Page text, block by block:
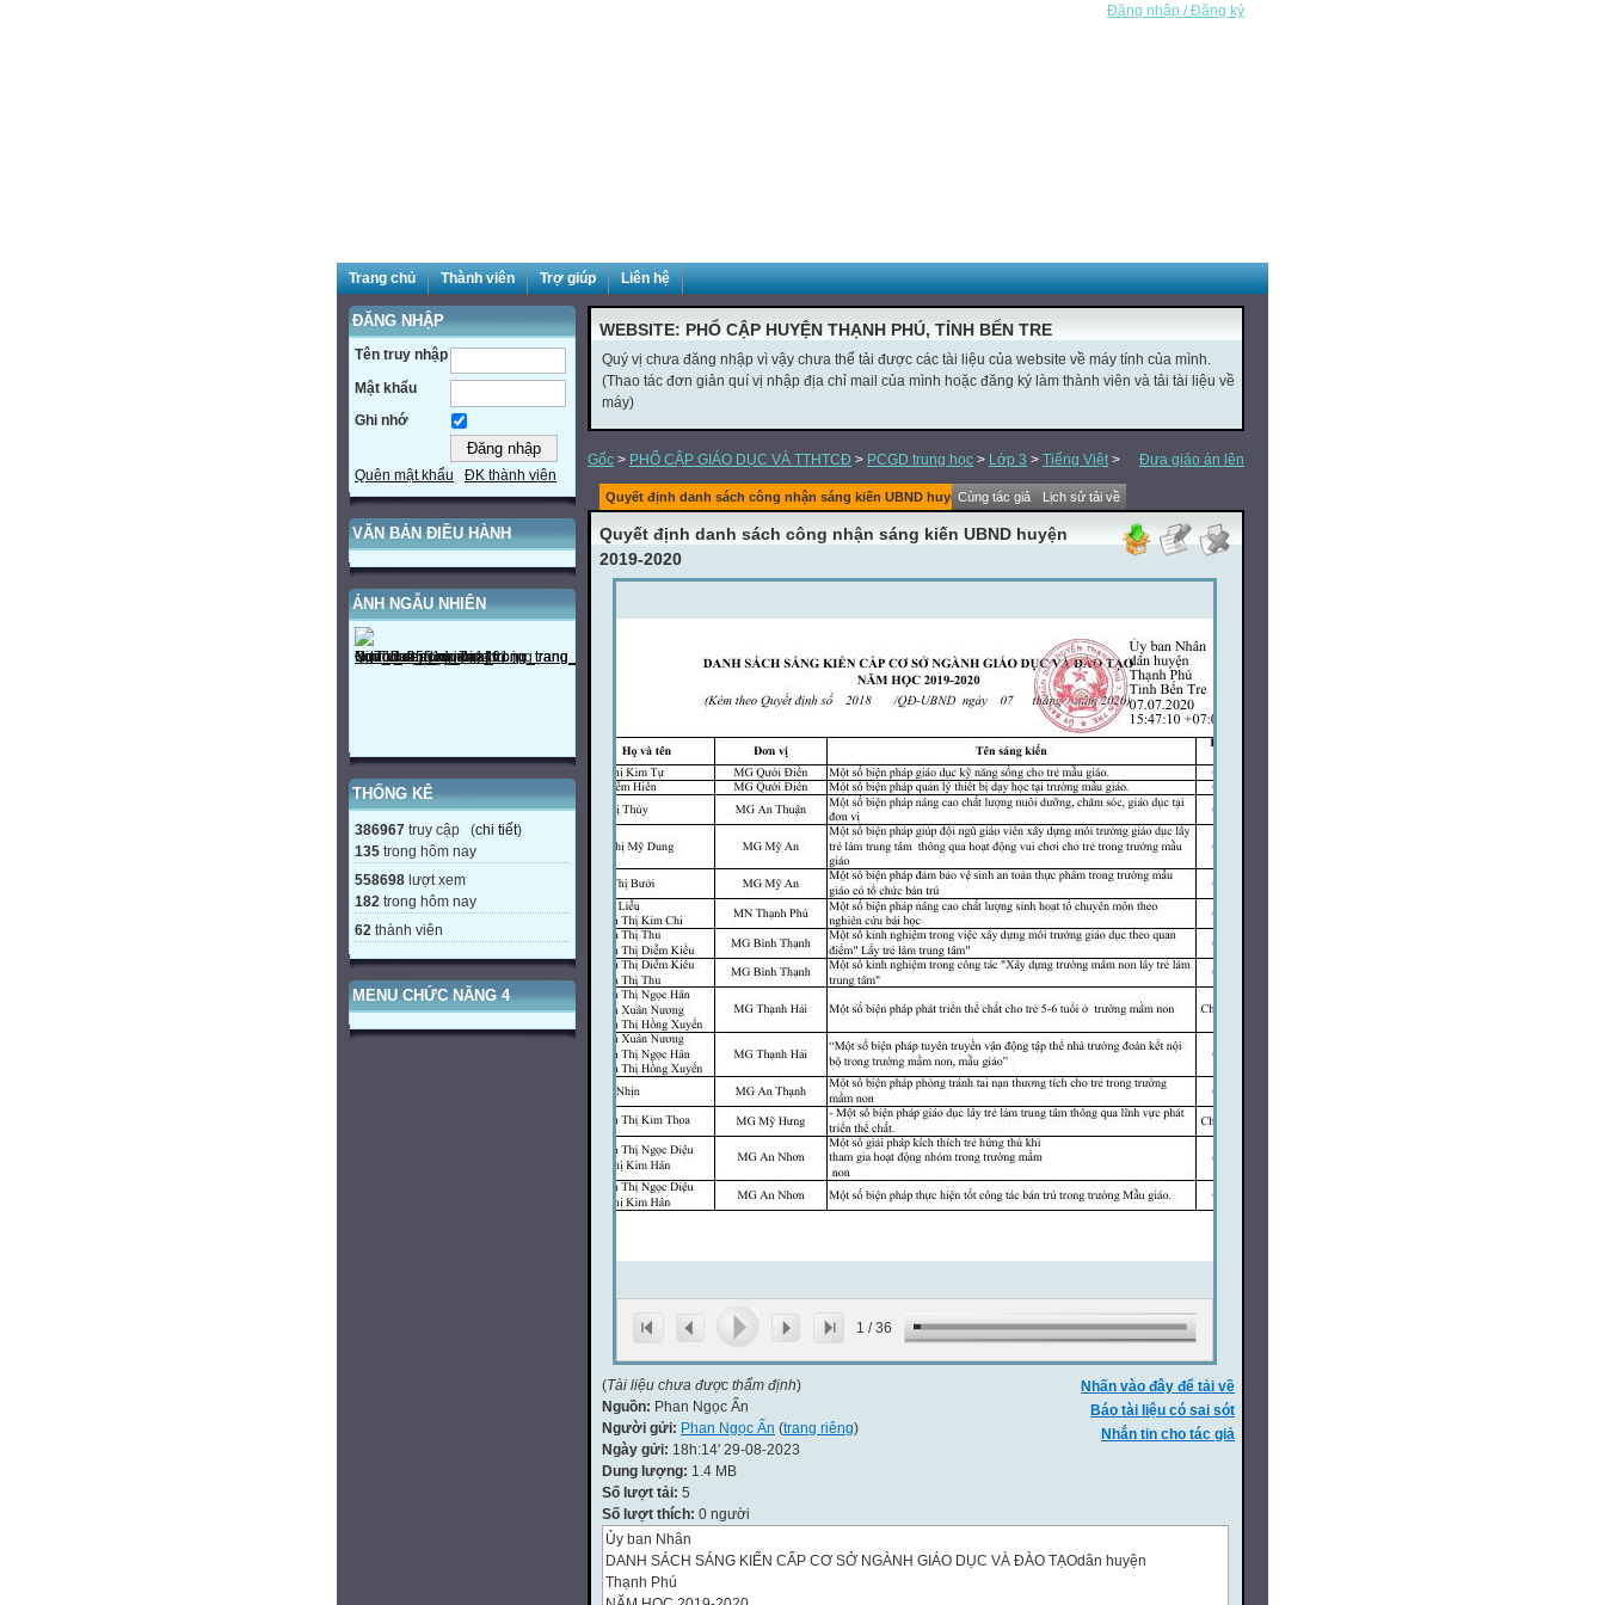
Đăng nhập / Đăng ký
Trang chủ Thành viên Trợ giúp Liên hệ
ĐĂNG NHẬP
Tên truy nhập
Mật khẩu
Ghi nhớ
Quên mật khẩu ĐK thành viên
VĂN BẢN ĐIỀU HÀNH
ẢNH NGẪU NHIÊN
THỐNG KÊ
386967 truy cập (chi tiết)
135 trong hôm nay
558698 lượt xem
182 trong hôm nay
62 thành viên
MENU CHỨC NĂNG 4
WEBSITE: PHỔ CẬP HUYỆN THẠNH PHÚ, TỈNH BẾN TRE
Quý vị chưa đăng nhập vì vậy chưa thể tải được các tài liệu của website về máy tính của mình.
(Thao tác đơn giản quí vị nhập địa chỉ mail của mình hoặc đăng ký làm thành viên và tải tài liệu về
máy)
Đưa giáo án lên
Gốc > PHỔ CẬP GIÁO DỤC VÀ TTHTCĐ > PCGD trung học > Lớp 3 > Tiếng Việt>
Quyết định danh sách công nhận sáng kiến UBND huyện 2019-2020
Cùng tác giả Lịch sử tải về
Quyết định danh sách công nhận sáng kiến UBND huyện
2019-2020
1 /36
Nhấn vào đây để tải về
Báo tài liệu có sai sót
Nhắn tin cho tác giả
(Tài liệu chưa được thẩm định)
Nguồn: Phan Ngọc Ẩn
Người gửi: Phan Ngọc Ẩn (trang riêng)
Ngày gửi: 18h:14' 29-08-2023
Dung lượng: 1.4 MB
Số lượt tải: 5
Số lượt thích: 0 người
Ủy ban Nhân
DANH SÁCH SÁNG KIẾN CẤP CƠ SỞ NGÀNH GIÁO DỤC VÀ ĐÀO TẠOdân huyện
Thạnh Phú